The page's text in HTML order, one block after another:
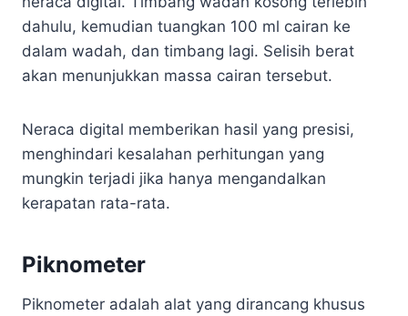
dahulu, kemudian tuangkan 100 ml cairan ke
dalam wadah, dan timbang lagi. Selisih berat
akan menunjukkan massa cairan tersebut.
Neraca digital memberikan hasil yang presisi,
menghindari kesalahan perhitungan yang
mungkin terjadi jika hanya mengandalkan
kerapatan rata-rata.
Piknometer
Piknometer adalah alat yang dirancang khusus